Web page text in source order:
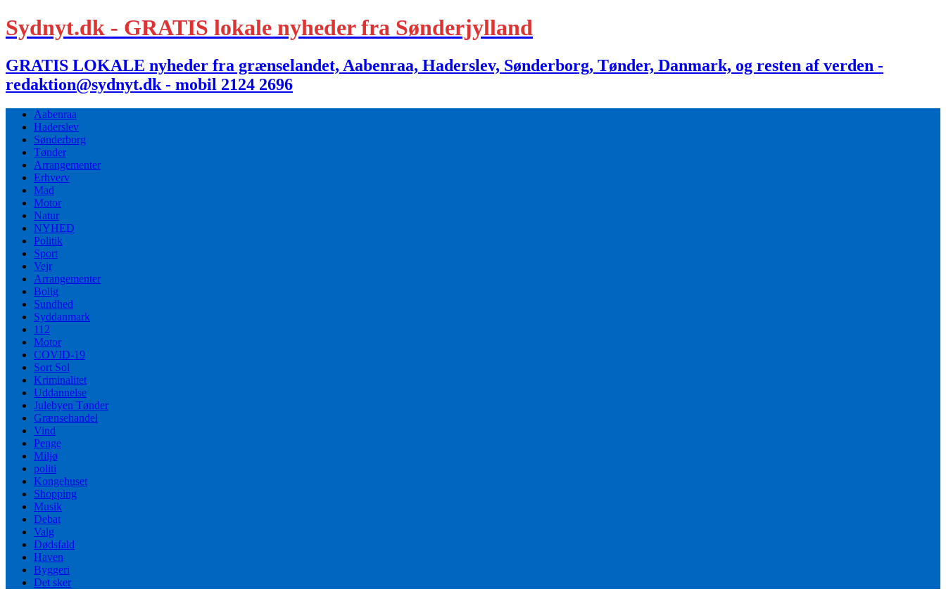
Sydnyt.dk - GRATIS lokale nyheder fra Sønderjylland
GRATIS LOKALE nyheder fra grænselandet, Aabenraa, Haderslev, Sønderborg, Tønder, Danmark, og resten af verden -
redaktion@sydnyt.dk - mobil 2124 2696
Aabenraa
Haderslev
Sønderborg
Tønder
Arrangementer
Erhverv
Mad
Motor
Natur
NYHED
Politik
Sport
Vejr
Arrangementer
Bolig
Sundhed
Syddanmark
112
Motor
COVID-19
Sort Sol
Kriminalitet
Uddannelse
Julebyen Tønder
Grænsehandel
Vind
Penge
Miljø
politi
Kongehuset
Shopping
Musik
Debat
Valg
Dødsfald
Haven
Byggeri
Det sker